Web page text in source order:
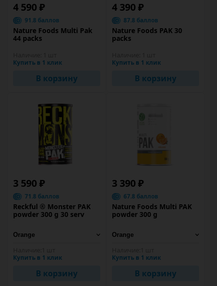
4 590 ₽
91.8 баллов
Nature Foods Multi Pak
44 packs
Купить в 1 клик
В корзину
4 390 ₽
87.8 баллов
Nature Foods PAK 30
packs
Купить в 1 клик
В корзину
3 590 ₽
71.8 баллов
Reckful ® Monster PAK
powder 300 g 30 serv
Купить в 1 клик
В корзину
3 390 ₽
67.8 баллов
Nature Foods Multi PAK
powder 300 g
Купить в 1 клик
В корзину